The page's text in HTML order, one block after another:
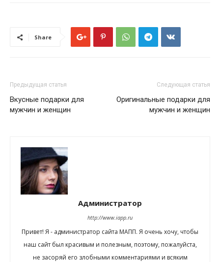
Share
Предыдущая статья
Вкусные подарки для
мужчин и женщин
Следующая статья
Оригинальные подарки для
мужчин и женщин
Администратор
http://www.iapp.ru
Привет! Я - администратор сайта МАПП. Я очень хочу, чтобы
наш сайт был красивым и полезным, поэтому, пожалуйста,
не засоряй его злобными комментариями и всяким